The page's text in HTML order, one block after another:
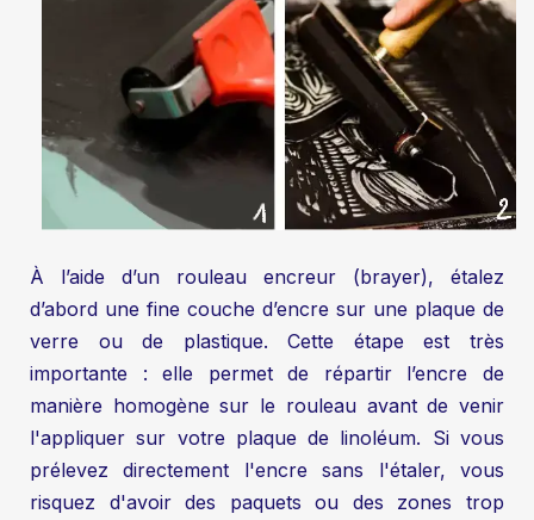
À l’aide d’un rouleau encreur (brayer), étalez
d’abord une fine couche d’encre sur une plaque de
verre ou de plastique. Cette étape est très
importante : elle permet de répartir l’encre de
manière homogène sur le rouleau avant de venir
l'appliquer sur votre plaque de linoléum. Si vous
prélevez directement l'encre sans l'étaler, vous
risquez d'avoir des paquets ou des zones trop